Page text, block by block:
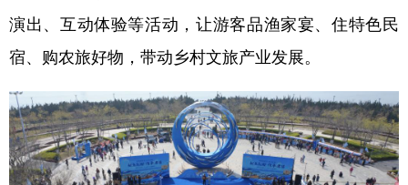
北京 天津 河北
浙江 安徽 福建 江西
山东 河南 湖北 湖南
演出、互动体验等活动，让游客品渔家宴、住特色民
宿、购农旅好物，带动乡村文旅产业发展。